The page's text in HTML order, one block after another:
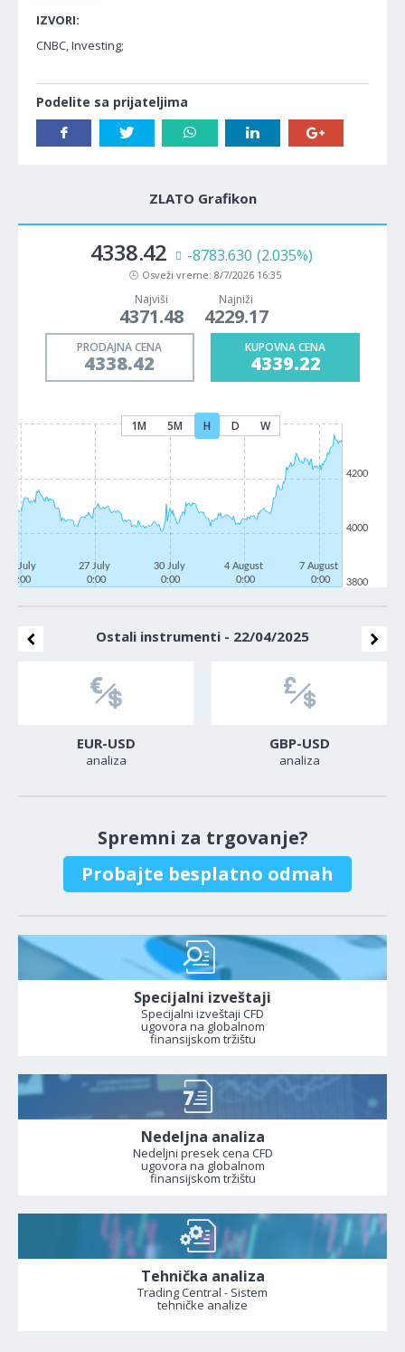
IZVORI:
CNBC, Investing;
Podelite sa prijateljima
ZLATO Grafikon
4338.42 -8783.630 (2.035%)
Osveži vreme: 8/7/2026 16:35
Najviši
4371.48
Najniži
4229.17
PRODAJNA CENA
4338.42
KUPOVNA CENA
4339.22
1M 5M H D W
22 July
0:00
27 July
0:00
30 July
0:00
4 August
0:00
7 August
0:00
3800
4000
4200
Ostali instrumenti - 22/04/2025
EUR-USD
analiza
GBP-USD
analiza
Spremni za trgovanje?
Probajte besplatno odmah
Specijalni izveštaji
Specijalni izveštaji CFD
ugovora na globalnom
finansijskom tržištu
Nedeljna analiza
Nedeljni presek cena CFD
ugovora na globalnom
finansijskom tržištu
Tehnička analiza
Trading Central - Sistem
tehničke analize